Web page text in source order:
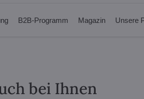
B2B-Programm Magazin Unsere
bei Ihnen